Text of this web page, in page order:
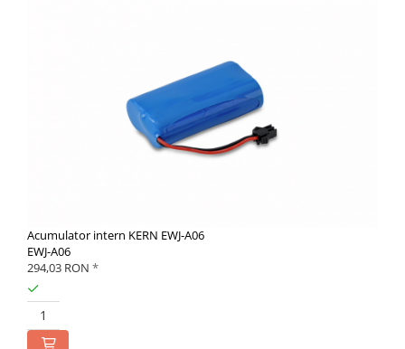
Acumulator intern KERN EWJ-A06
EWJ-A06
294,03 RON *